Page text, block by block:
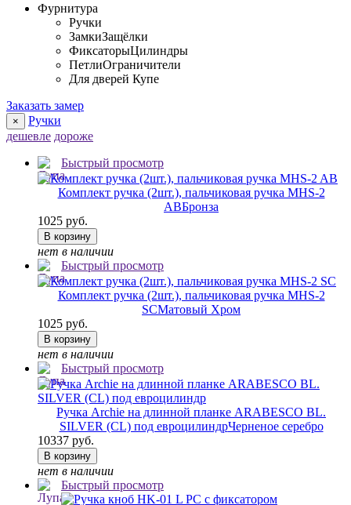
Фурнитура
Ручки
ЗамкиЗащёлки
ФиксаторыЦилиндры
ПетлиОграничители
Для дверей Купе
Заказать замер
×
Ручки
дешевле дороже
Быстрый просмотр
Комплект ручка (2шт.), пальчиковая ручка MHS-2
ABБронза
1025 руб.
В корзину
нет в наличии
Быстрый просмотр
Комплект ручка (2шт.), пальчиковая ручка MHS-2
SCМатовый Хром
1025 руб.
В корзину
нет в наличии
Быстрый просмотр
Ручка Archie на длинной планке ARABESCO BL.
SILVER (CL) под евроцилиндрЧерненое серебро
10337 руб.
В корзину
нет в наличии
Быстрый просмотр